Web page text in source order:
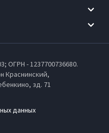
ОГРН - 1237700736680.
Краснинский,
зд. 71
данных